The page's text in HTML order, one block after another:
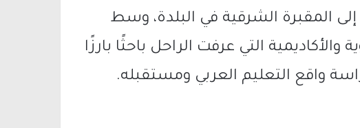
المقبرة الشرقية في البلدة، وسط
التي عرفت الراحل باحثًا بارزًا
واقع التعليم العربي ومستقبله.